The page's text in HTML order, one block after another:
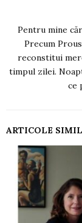
Pentru mine
Precum
reconstitui
timpul zilei.
ce
ARTICOLE